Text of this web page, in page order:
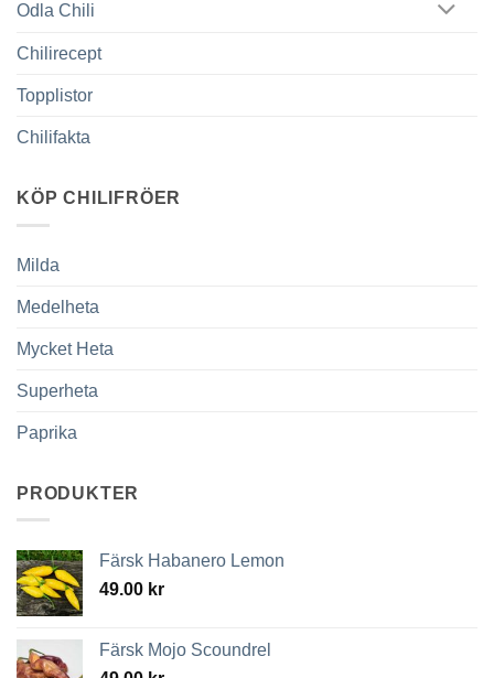
Odla Chili
Chilirecept
Topplistor
Chilifakta
KÖP CHILIFRÖER
Milda
Medelheta
Mycket Heta
Superheta
Paprika
PRODUKTER
Färsk Habanero Lemon
49.00 kr
Färsk Mojo Scoundrel